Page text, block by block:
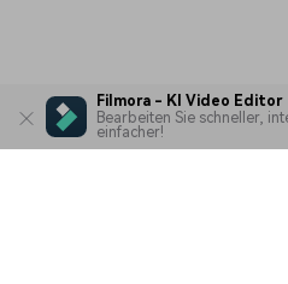
Filmora - KI Video Editor
Bearbeiten Sie schneller,
einfacher!